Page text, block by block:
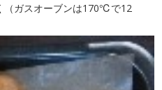
ガスオーブンは170℃で12